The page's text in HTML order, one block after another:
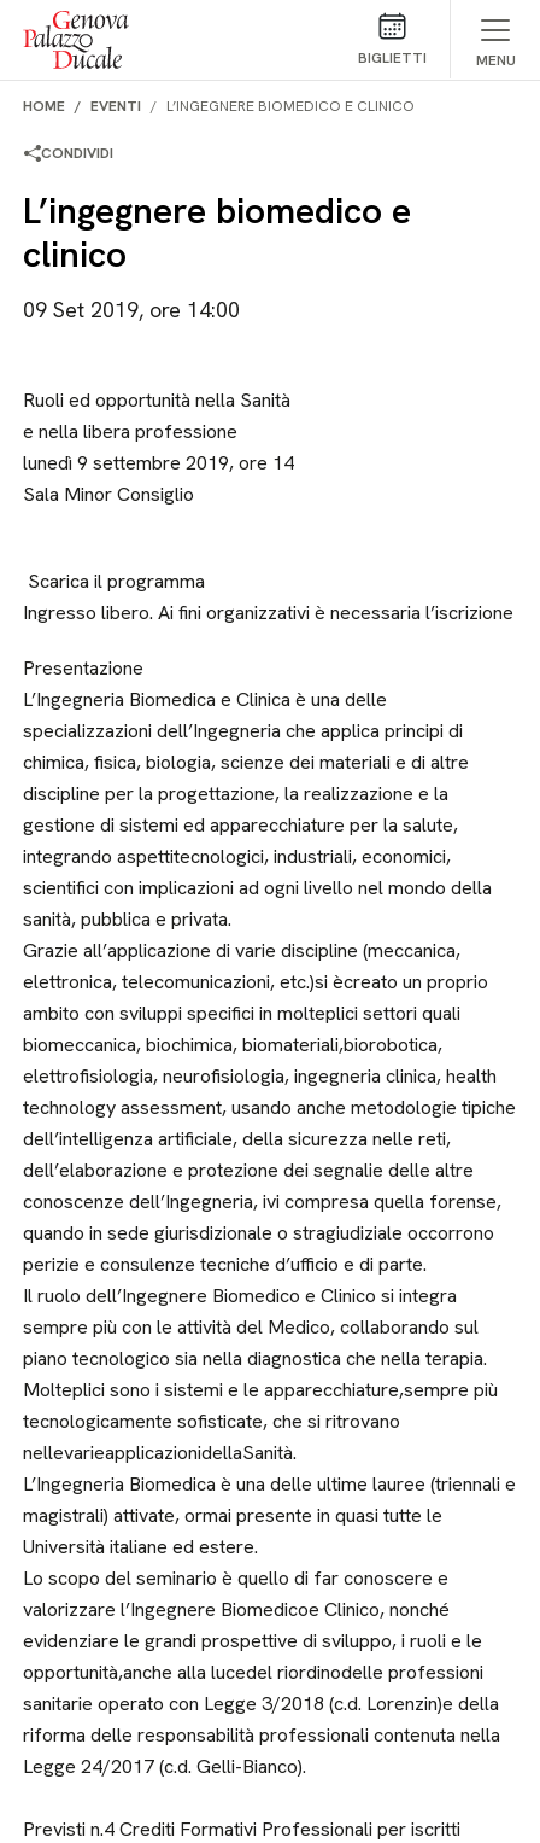
Salta al contenuto
BIGLIETTI MENU
HOME EVENTI L’INGEGNERE BIOMEDICO E CLINICO
CONDIVIDI
L’ingegnere biomedico e
clinico
09 Set 2019, ore 14:00
Ruoli ed opportunità nella Sanità
e nella libera professione
lunedì 9 settembre 2019, ore 14
Sala Minor Consiglio
Scarica il programma
Ingresso libero. Ai fini organizzativi è necessaria l’iscrizione
Presentazione
L’Ingegneria Biomedica e Clinica è una delle
specializzazioni dell’Ingegneria che applica principi di
chimica, fisica, biologia, scienze dei materiali e di altre
discipline per la progettazione, la realizzazione e la
gestione di sistemi ed apparecchiature per la salute,
integrando aspettitecnologici, industriali, economici,
scientifici con implicazioni ad ogni livello nel mondo della
sanità, pubblica e privata.
Grazie all’applicazione di varie discipline (meccanica,
elettronica, telecomunicazioni, etc.)si ècreato un proprio
ambito con sviluppi specifici in molteplici settori quali
biomeccanica, biochimica, biomateriali,biorobotica,
elettrofisiologia, neurofisiologia, ingegneria clinica, health
technology assessment, usando anche metodologie tipiche
dell’intelligenza artificiale, della sicurezza nelle reti,
dell’elaborazione e protezione dei segnalie delle altre
conoscenze dell’Ingegneria, ivi compresa quella forense,
quando in sede giurisdizionale o stragiudiziale occorrono
perizie e consulenze tecniche d’ufficio e di parte.
Il ruolo dell’Ingegnere Biomedico e Clinico si integra
sempre più con le attività del Medico, collaborando sul
piano tecnologico sia nella diagnostica che nella terapia.
Molteplici sono i sistemi e le apparecchiature,sempre più
tecnologicamente sofisticate, che si ritrovano
nellevarieapplicazionidellaSanità.
L’Ingegneria Biomedica è una delle ultime lauree (triennali e
magistrali) attivate, ormai presente in quasi tutte le
Università italiane ed estere.
Lo scopo del seminario è quello di far conoscere e
valorizzare l’Ingegnere Biomedicoe Clinico, nonché
evidenziare le grandi prospettive di sviluppo, i ruoli e le
opportunità,anche alla lucedel riordinodelle professioni
sanitarie operato con Legge 3/2018 (c.d. Lorenzin)e della
riforma delle responsabilità professionali contenuta nella
Legge 24/2017 (c.d. Gelli-Bianco).
Previsti n.4 Crediti Formativi Professionali per iscritti